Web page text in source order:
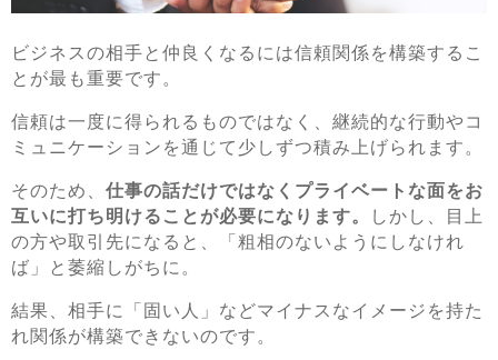
ビジネスの相手と仲良くなるには信頼関係を構築するこ
とが最も重要です。
信頼は一度に得られるものではなく、継続的な行動やコ
ミュニケーションを通じて少しずつ積み上げられます。
そのため、 仕事の話だけではなくプライベートな面をお
互いに打ち明けることが必要になります。
しかし、目上
の方や取引先になると、「粗相のないようにしなけれ
ば」と萎縮しがちに。
結果、相手に「固い人」などマイナスなイメージを持た
れ関係が構築できないのです。